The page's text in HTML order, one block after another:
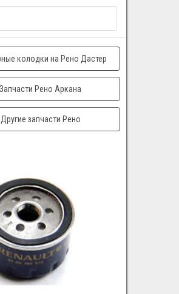
колодки на Рено Дастер
Запчасти Рено Аркана
Другие запчасти Рено